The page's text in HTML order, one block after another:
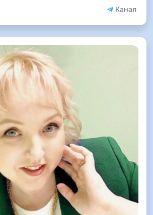
Канал